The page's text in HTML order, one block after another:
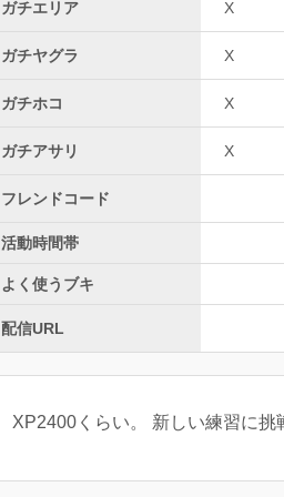
ガチエリア X
ガチヤグラ X
ガチホコ X
ガチアサリ X
フレンドコード
活動時間帯
よく使うブキ
配信URL
XP2400くらい。 新しい練習に挑